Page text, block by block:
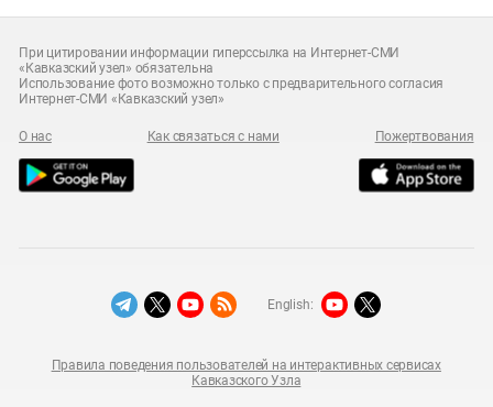
При цитировании информации гиперссылка на Интернет-СМИ
«Кавказский узел» обязательна
Использование фото возможно только с предварительного согласия
Интернет-СМИ «Кавказский узел»
О нас Как связаться с нами Пожертвования
Правила поведения пользователей на интерактивных сервисах
Кавказского Узла
English: